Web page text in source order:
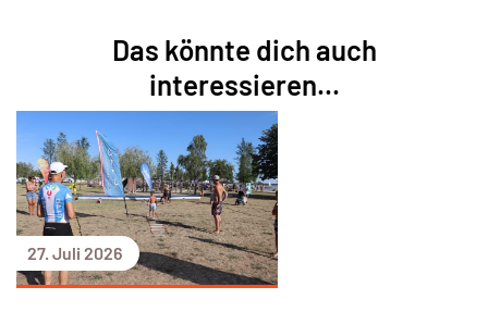
Das könnte dich auch
interessieren...
27. Juli 2026